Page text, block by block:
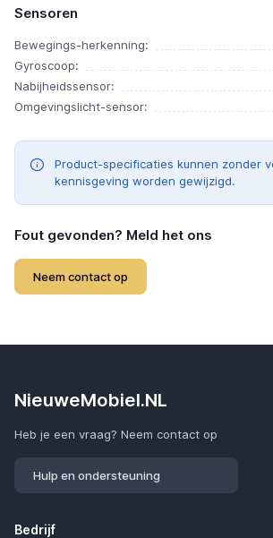
Sensoren
Bewegings-herkenning:
Gyroscoop:
Nabijheidssensor:
Omgevingslicht-sensor:
Product-specificaties kunnen zonder
kennisgeving worden gewijzigd.
Fout gevonden? Meld het ons
Neem contact op
NieuweMobiel.NL
Heb je een vraag? Neem contact op
Hulp en ondersteuning
Bedrijf